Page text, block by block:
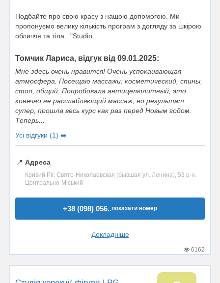
Подбайте про свою красу з нашою допомогою. Ми
пропонуємо велику кількість програм з догляду за шкірою
обличчя та тіла. "Studio...
Томчик Лариса, відгук від 09.01.2025:
Мне здесь очень нравится! Очень успокаивающая
атмосфера. Посещаю массажи: косметический, спины,
стоп, общий. Попробовала антицелюлитный, это
конечно не расслабляющий массаж, но результат
супер, прошла весь курс как раз перед Новым годом.
Теперь...
Усі відгуки (1) ➡️
📍 Адреса
Кривий Ріг, Свято-Николаевская (бывшая ул. Ленина), 53 р-н.
Центрально-Міський
+38 (098) 056..показати номер
Докладніше
6162